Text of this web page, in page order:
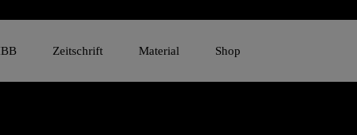
Zeitschrift Material Shop